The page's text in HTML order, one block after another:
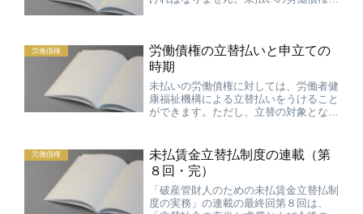
前に未払い分を支払ってし...
労働債権
労働債権の立替払いと申立ての
時期
未払いの労働債権に対しては、労働者健
康福祉機構による立替払いをうけること
ができます。ただし、立替の対象となる
われた日の6か月前までに退職した者に
限られます。つまり、退職...
労働債権
未払賃金立替払制度の連載（第
８回・完）
「破産管財人のための未払賃金立替払制
度の実務」の連載の最終回第８回は、